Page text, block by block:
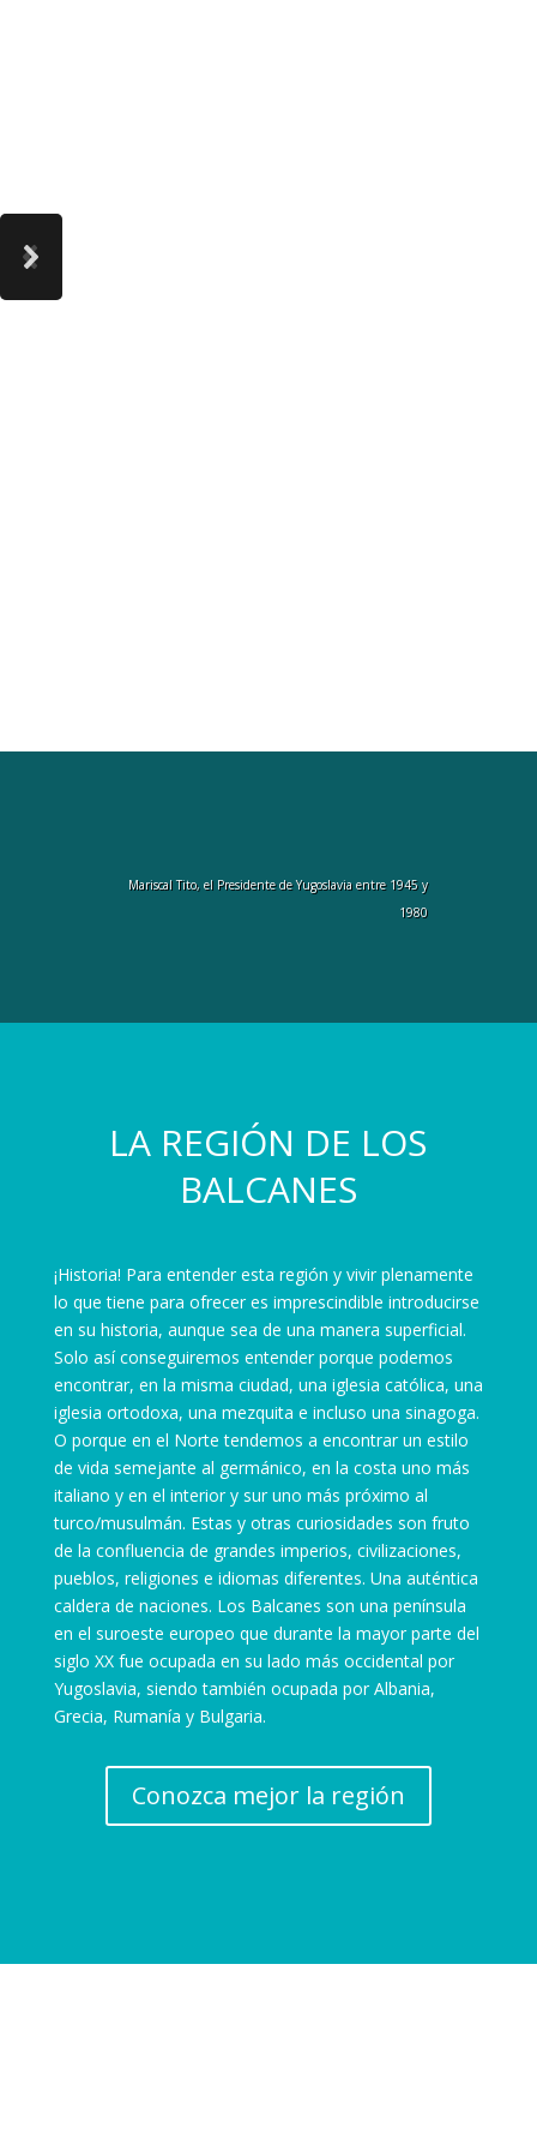
Mariscal Tito, el Presidente de Yugoslavia entre 1945 y
1980
LA REGIÓN DE LOS
BALCANES
¡Historia! Para entender esta región y vivir plenamente
lo que tiene para ofrecer es imprescindible introducirse
en su historia, aunque sea de una manera superficial.
Solo así conseguiremos entender porque podemos
encontrar, en la misma ciudad, una iglesia católica, una
iglesia ortodoxa, una mezquita e incluso una sinagoga.
O porque en el Norte tendemos a encontrar un estilo
de vida semejante al germánico, en la costa uno más
italiano y en el interior y sur uno más próximo al
turco/musulmán. Estas y otras curiosidades son fruto
de la confluencia de grandes imperios, civilizaciones,
pueblos, religiones e idiomas diferentes. Una auténtica
caldera de naciones. Los Balcanes son una península
en el suroeste europeo que durante la mayor parte del
siglo XX fue ocupada en su lado más occidental por
Yugoslavia, siendo también ocupada por Albania,
Grecia, Rumanía y Bulgaria.
Conozca mejor la región